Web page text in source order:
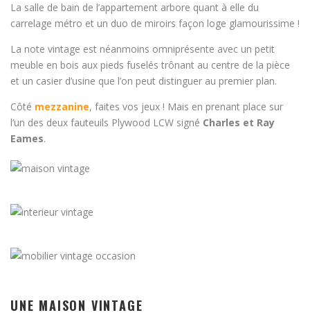
La salle de bain de l’appartement arbore quant à elle du
carrelage métro et un duo de miroirs façon loge glamourissime !
La note vintage est néanmoins omniprésente avec un petit
meuble en bois aux pieds fuselés trônant au centre de la pièce
et un casier d’usine que l’on peut distinguer au premier plan.
Côté mezzanine, faites vos jeux ! Mais en prenant place sur
l’un des deux fauteuils Plywood LCW signé Charles et Ray
Eames.
UNE MAISON VINTAGE